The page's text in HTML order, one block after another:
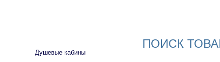
ПОИСК
Душевые кабины